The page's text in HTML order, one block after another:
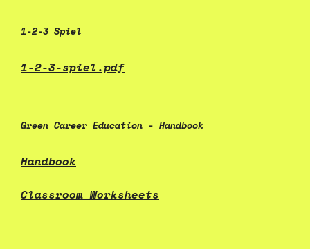
1-2-3 Spiel
1-2-3-spiel.pdf
Green Career Education - Handbook
Handbook
Classroom Worksheets